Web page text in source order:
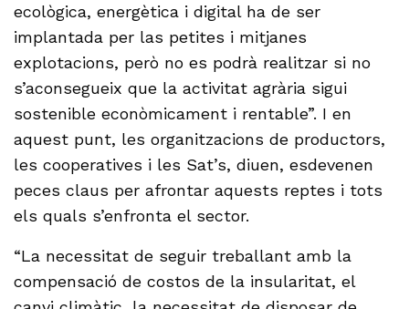
ecològica, energètica i digital ha de ser
implantada per las petites i mitjanes
explotacions, però no es podrà realitzar si no
s’aconsegueix que la activitat agrària sigui
sostenible econòmicament i rentable”. I en
aquest punt, les organitzacions de productors,
les cooperatives i les Sat’s, diuen, esdevenen
peces claus per afrontar aquests reptes i tots
els quals s’enfronta el sector.
“La necessitat de seguir treballant amb la
compensació de costos de la insularitat, el